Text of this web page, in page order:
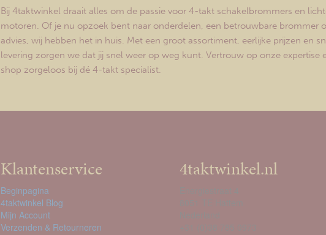
Bij 4taktwinkel draait alles om de passie voor 4-takt schakelbrommers en
motoren. Of je nu opzoek bent naar onderdelen, een betrouwbare brommer
advies, wij hebben het in huis. Met een groot assortiment, eerlijke prijzen en
levering zorgen we dat jij snel weer op weg kunt. Vertrouw op onze expertise
shop zorgeloos bij dé 4-takt specialist.
Klantenservice
Beginpagina
4taktwinkel Blog
Mijn Account
Verzenden & Retourneren
4taktwinkel.nl